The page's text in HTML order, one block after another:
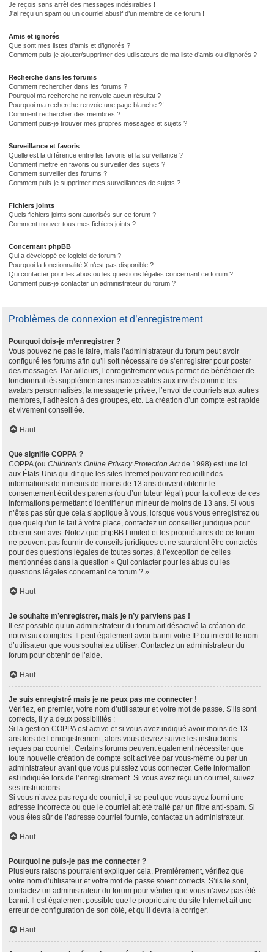
Je reçois sans arrêt des messages indésirables !
J’ai reçu un spam ou un courriel abusif d’un membre de ce forum !
Amis et ignorés
Que sont mes listes d’amis et d’ignorés ?
Comment puis-je ajouter/supprimer des utilisateurs de ma liste d’amis ou d’ignorés ?
Recherche dans les forums
Comment rechercher dans les forums ?
Pourquoi ma recherche ne renvoie aucun résultat ?
Pourquoi ma recherche renvoie une page blanche ?!
Comment rechercher des membres ?
Comment puis-je trouver mes propres messages et sujets ?
Surveillance et favoris
Quelle est la différence entre les favoris et la surveillance ?
Comment mettre en favoris ou surveiller des sujets ?
Comment surveiller des forums ?
Comment puis-je supprimer mes surveillances de sujets ?
Fichiers joints
Quels fichiers joints sont autorisés sur ce forum ?
Comment trouver tous mes fichiers joints ?
Concernant phpBB
Qui a développé ce logiciel de forum ?
Pourquoi la fonctionnalité X n’est pas disponible ?
Qui contacter pour les abus ou les questions légales concernant ce forum ?
Comment puis-je contacter un administrateur du forum ?
Problèmes de connexion et d’enregistrement
Pourquoi dois-je m’enregistrer ?
Vous pouvez ne pas le faire, mais l’administrateur du forum peut avoir
configuré les forums afin qu’il soit nécessaire de s’enregistrer pour poster
des messages. Par ailleurs, l’enregistrement vous permet de bénéficier de
fonctionnalités supplémentaires inaccessibles aux invités comme les
avatars personnalisés, la messagerie privée, l’envoi de courriels aux autres
membres, l’adhésion à des groupes, etc. La création d’un compte est rapide
et vivement conseillée.
Haut
Que signifie COPPA ?
COPPA (ou Children’s Online Privacy Protection Actde 1998) est une loi
aux États-Unis qui dit que les sites Internet pouvant recueillir des
informations de mineurs de moins de 13 ans doivent obtenir le
consentement écrit des parents (ou d’un tuteur légal) pour la collecte de ces
informations permettant d’identifier un mineur de moins de 13 ans. Si vous
n’êtes pas sûr que cela s’applique à vous, lorsque vous vous enregistrez ou
que quelqu’un le fait à votre place, contactez un conseiller juridique pour
obtenir son avis. Notez que phpBB Limited et les propriétaires de ce forum
ne peuvent pas fournir de conseils juridiques et ne sauraient être contactés
pour des questions légales de toutes sortes, à l’exception de celles
mentionnées dans la question « Qui contacter pour les abus ou les
questions légales concernant ce forum ? ».
Haut
Je souhaite m’enregistrer, mais je n’y parviens pas !
Il est possible qu’un administrateur du forum ait désactivé la création de
nouveaux comptes. Il peut également avoir banni votre IP ou interdit le nom
d’utilisateur que vous souhaitez utiliser. Contactez un administrateur du
forum pour obtenir de l’aide.
Haut
Je suis enregistré mais je ne peux pas me connecter !
Vérifiez, en premier, votre nom d’utilisateur et votre mot de passe. S’ils sont
corrects, il y a deux possibilités :
Si la gestion COPPA est active et si vous avez indiqué avoir moins de 13
ans lors de l’enregistrement, alors vous devrez suivre les instructions
reçues par courriel. Certains forums peuvent également nécessiter que
toute nouvelle création de compte soit activée par vous-même ou par un
administrateur avant que vous puissiez vous connecter. Cette information
est indiquée lors de l’enregistrement. Si vous avez reçu un courriel, suivez
ses instructions.
Si vous n’avez pas reçu de courriel, il se peut que vous ayez fourni une
adresse incorrecte ou que le courriel ait été traité par un filtre anti-spam. Si
vous êtes sûr de l’adresse courriel fournie, contactez un administrateur.
Haut
Pourquoi ne puis-je pas me connecter ?
Plusieurs raisons pourraient expliquer cela. Premièrement, vérifiez que
votre nom d’utilisateur et votre mot de passe soient corrects. S’ils le sont,
contactez un administrateur du forum pour vérifier que vous n’avez pas été
banni. Il est également possible que le propriétaire du site Internet ait une
erreur de configuration de son côté, et qu’il devra la corriger.
Haut